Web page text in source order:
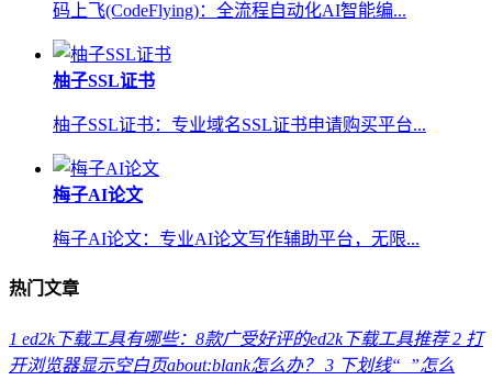
码上飞(CodeFlying)：全流程自动化AI智能编...
柚子SSL证书
柚子SSL证书：专业域名SSL证书申请购买平台...
梅子AI论文
梅子AI论文：专业AI论文写作辅助平台，无限...
热门文章
1 ed2k下载工具有哪些：8款广受好评的ed2k下载工具推荐 2 打
开浏览器显示空白页about:blank怎么办？ 3 下划线“_”怎么